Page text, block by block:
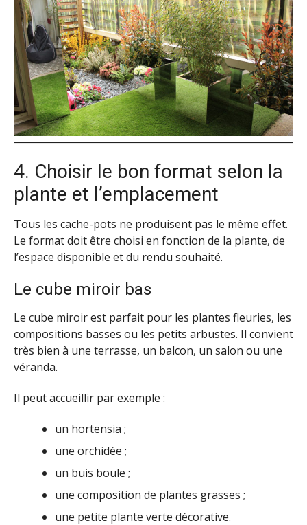
4. Choisir le bon format selon la
plante et l’emplacement
Tous les cache-pots ne produisent pas le même effet.
Le format doit être choisi en fonction de la plante, de
l’espace disponible et du rendu souhaité.
Le cube miroir bas
Le cube miroir est parfait pour les plantes fleuries, les
compositions basses ou les petits arbustes. Il convient
très bien à une terrasse, un balcon, un salon ou une
véranda.
Il peut accueillir par exemple :
un hortensia ;
une orchidée ;
un buis boule ;
une composition de plantes grasses ;
une petite plante verte décorative.